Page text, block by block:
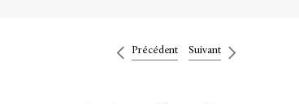
Précédent Suivant